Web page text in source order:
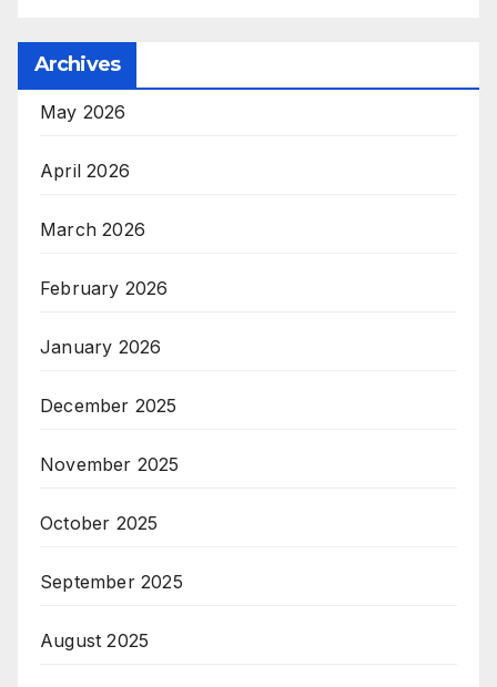
Archives
May 2026
April 2026
March 2026
February 2026
January 2026
December 2025
November 2025
October 2025
September 2025
August 2025